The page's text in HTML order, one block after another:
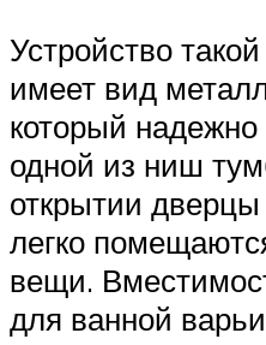
Устройство
имеет вид
который надежно
одной из ниш
открытии дверцы
легко
вещи.
для ванной